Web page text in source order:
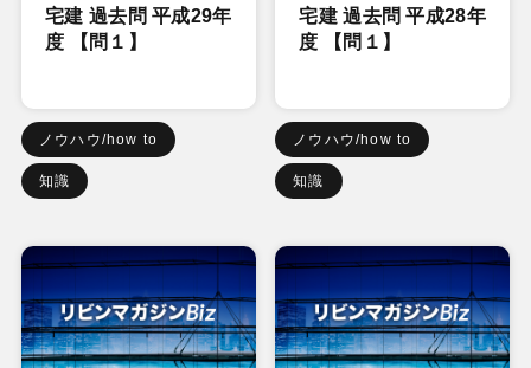
宅建 過去問 平成29年
度 【問１】
ノウハウ/how to
知識
宅建 過去問 平成28年
度 【問１】
ノウハウ/how to
知識